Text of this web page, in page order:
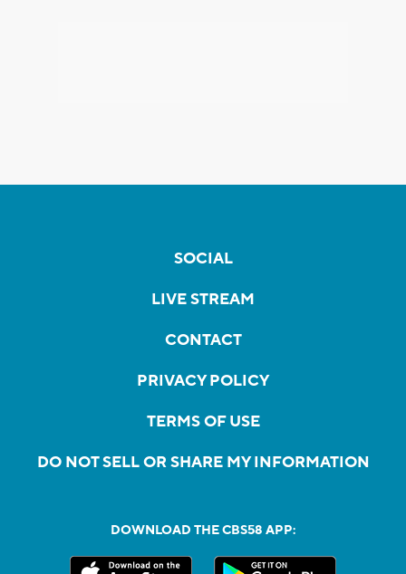
SOCIAL
LIVE STREAM
CONTACT
PRIVACY POLICY
TERMS OF USE
DO NOT SELL OR SHARE MY INFORMATION
DOWNLOAD THE CBS58 APP: